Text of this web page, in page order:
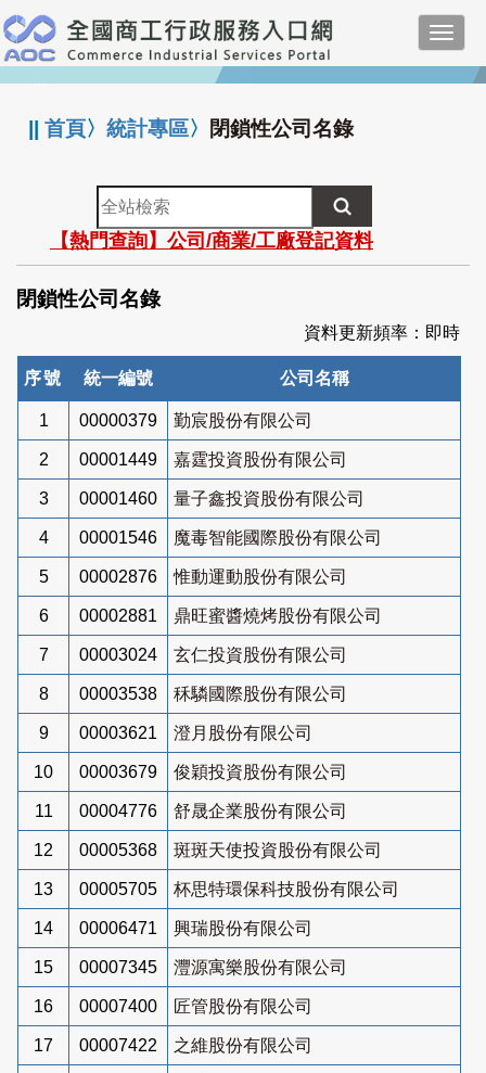
跳
到
主
要
:::
||首頁〉統計專區〉 閉鎖性公司名錄
全
站
檢
索
【熱門查詢】公司/商業/工廠登記資料
閉鎖性公司名錄
資料更新頻率：即時
序號 統一編號 公司名稱
1 00000379 勤宸股份有限公司
2 00001449 嘉霆投資股份有限公司
3 00001460 量子鑫投資股份有限公司
4 00001546 魔毒智能國際股份有限公司
5 00002876 惟動運動股份有限公司
6 00002881 鼎旺蜜醬燒烤股份有限公司
7 00003024 玄仁投資股份有限公司
8 00003538 秝驎國際股份有限公司
9 00003621 澄月股份有限公司
10 00003679 俊穎投資股份有限公司
11 00004776 舒晟企業股份有限公司
12 00005368 斑斑天使投資股份有限公司
13 00005705 杯思特環保科技股份有限公司
14 00006471 興瑞股份有限公司
15 00007345 灃源寓樂股份有限公司
16 00007400 匠管股份有限公司
17 00007422 之維股份有限公司